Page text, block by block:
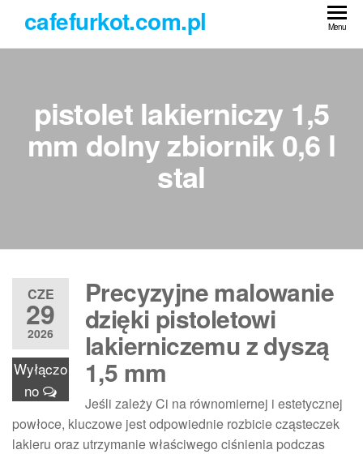
treści
cafefurkot.com.pl Menu
pistolet lakierniczy 1,5
mm dolny zbiornik 0,6 l
stal
CZE
29
2026
Wyłączo
no
Precyzyjne malowanie
dzięki pistoletowi
lakierniczemu z dyszą
1,5 mm
Jeśli zależy Ci na równomiernej i estetycznej
powłoce, kluczowe jest odpowiednie rozbicie cząsteczek
lakieru oraz utrzymanie właściwego ciśnienia podczas